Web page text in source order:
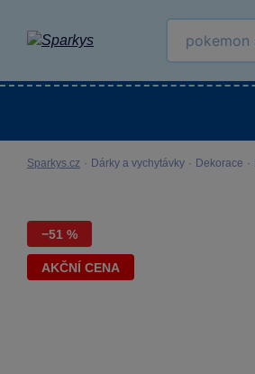
Sparkys.cz · Dárky a vychytávky · Dekorace ·
−51 %
AKČNÍ CENA